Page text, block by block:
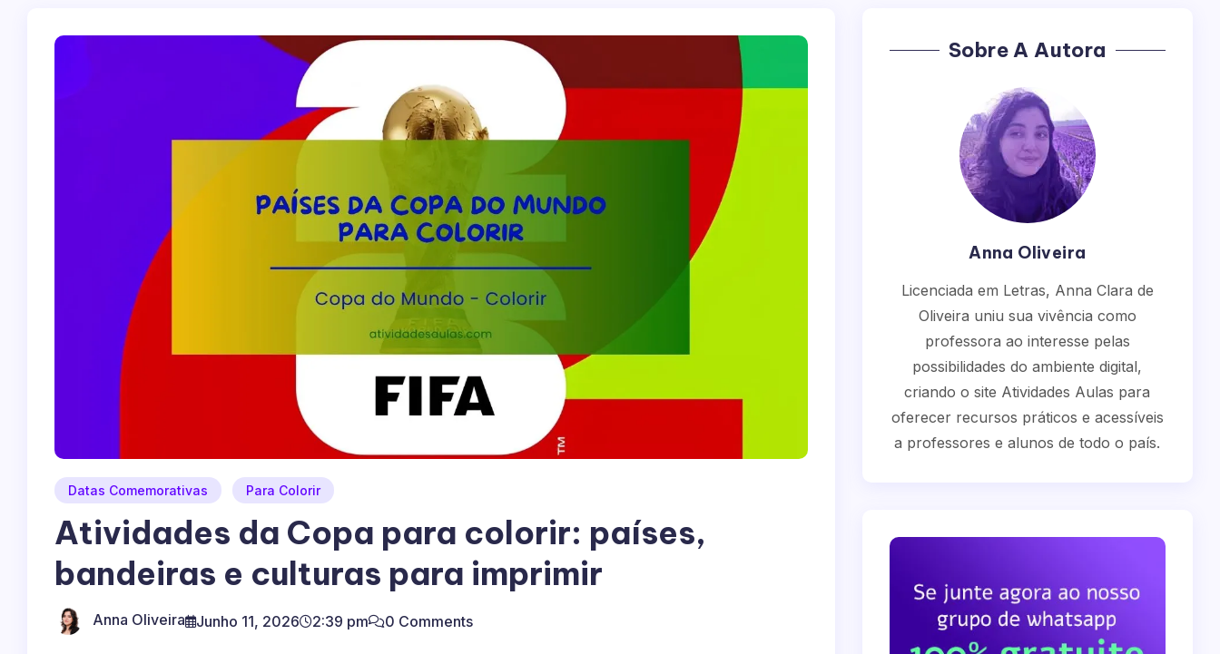
Datas Comemorativas Para Colorir
Atividades da Copa para colorir: países,
bandeiras e culturas para imprimir
Anna Oliveira Junho 11, 2026 2:39 pm 0 Comments
Sobre A Autora
Anna Oliveira
Licenciada em Letras, Anna Clara de
Oliveira uniu sua vivência como
professora ao interesse pelas
possibilidades do ambiente digital,
criando o site Atividades Aulas para
oferecer recursos práticos e acessíveis
a professores e alunos de todo o país.